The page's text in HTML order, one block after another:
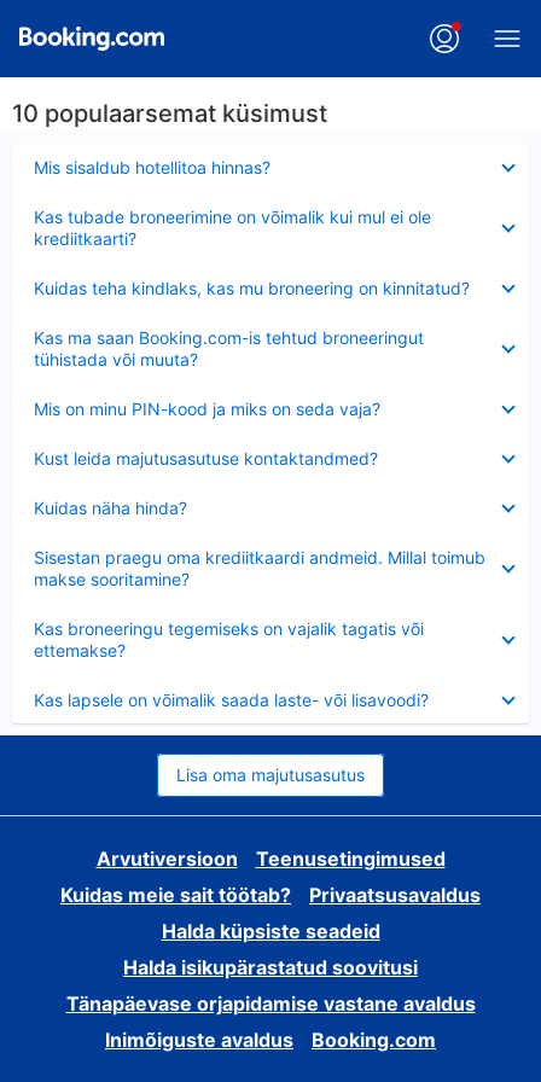
10 populaarsemat küsimust
Mis sisaldub hotellitoa hinnas?
Kas tubade broneerimine on võimalik kui mul ei ole
krediitkaarti?
Kuidas teha kindlaks, kas mu broneering on kinnitatud?
Kas ma saan Booking.com-is tehtud broneeringut
tühistada või muuta?
Mis on minu PIN-kood ja miks on seda vaja?
Kust leida majutusasutuse kontaktandmed?
Kuidas näha hinda?
Sisestan praegu oma krediitkaardi andmeid. Millal toimub
makse sooritamine?
Kas broneeringu tegemiseks on vajalik tagatis või
ettemakse?
Kas lapsele on võimalik saada laste- või lisavoodi?
Lisa oma majutusasutus
Arvutiversioon
Teenusetingimused
Kuidas meie sait töötab?
Privaatsusavaldus
Halda küpsiste seadeid
Halda isikupärastatud soovitusi
Tänapäevase orjapidamise vastane avaldus
Inimõiguste avaldus
Booking.com